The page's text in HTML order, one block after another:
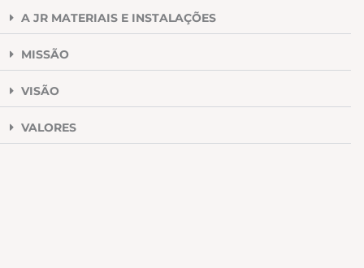
A JR MATERIAIS E INSTALAÇÕES
MISSÃO
VISÃO
VALORES